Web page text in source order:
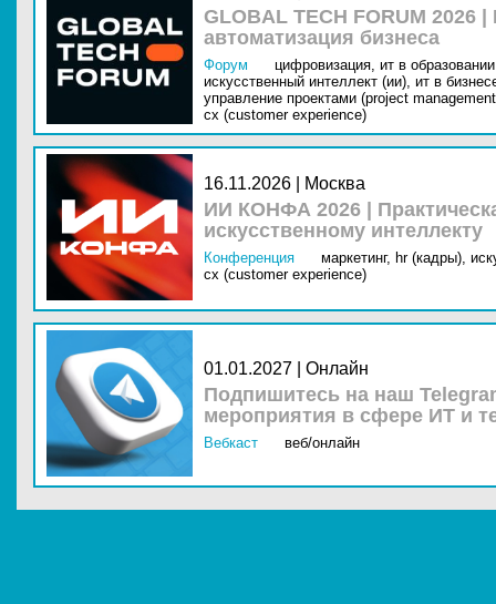
GLOBAL TECH FORUM
автоматизация бизнеса
Форум цифровизация, ит в
искусственный интеллект (ии), ит в
управление проектами (project
cx (customer experience)
16.11.2026 | Москва
ИИ КОНФА 2026 |
искусственному интеллекту
Конференция маркетинг, hr (кадры),
cx (customer experience)
01.01.2027 | Онлайн
Подпишитесь на наш
мероприятия в сфере ИТ и
Вебкаст веб/онлайн